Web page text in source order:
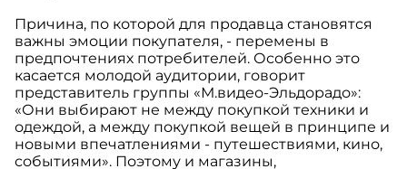
Причина, по которой для продавца становятся
важны эмоции покупателя, - перемены в
предпочтениях потребителей. Особенно это
касается молодой аудитории, говорит
представитель группы «М.видео-Эльдорадо»:
«Они выбирают не между покупкой техники и
одеждой, а между покупкой вещей в принципе и
новыми впечатлениями - путешествиями, кино,
событиями». Поэтому и магазины,